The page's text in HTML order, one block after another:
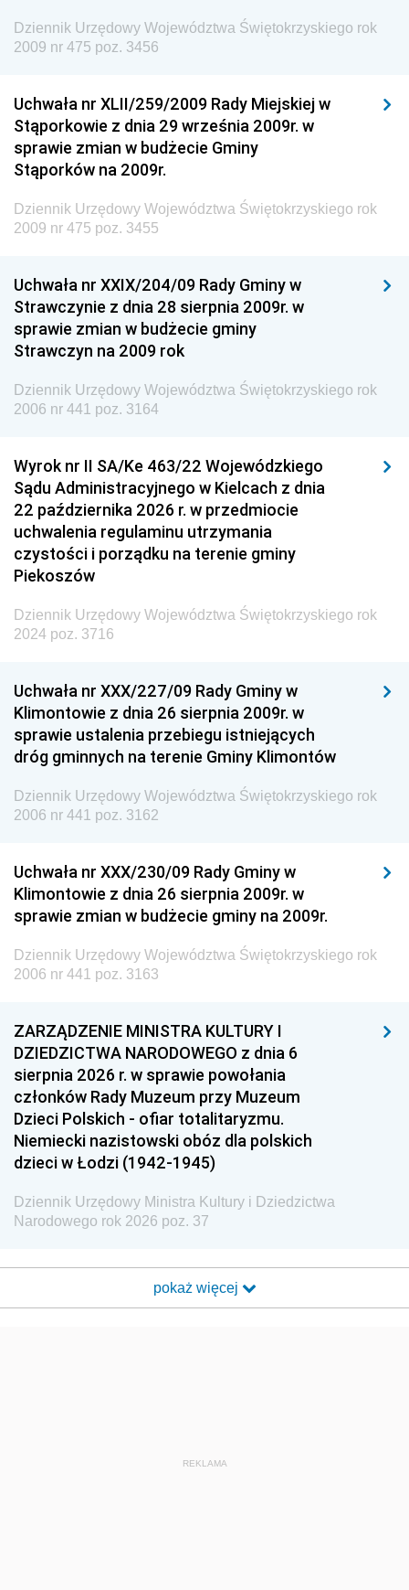
Wewnętrznego
Dziennik Urzędowy Urzędu Patentowego
Dziennik Urzędowy Generalnej Dyrekcji Dróg
Krajowych i Autostrad
Dziennik Urzędowy Ministra Środowiska
Dziennik Urzędowy Ministra Edukacji
Dziennik Urzędowy Ministra Przemysłu
Dziennik Urzędowy Ministra Finansów i Gospodarki
Dziennik Urzędowy Ministra do Spraw Unii
Dziennik Urzędowy Agencji Wywiadu
Dziennik Urzędowy Województwa Świętokrzyskiego rok
2009 nr 475 poz. 3456
Uchwała nr XLII/259/2009 Rady Miejskiej w
Stąporkowie z dnia 29 września 2009r. w
sprawie zmian w budżecie Gminy
Stąporków na 2009r.
Dziennik Urzędowy Województwa Świętokrzyskiego rok
2009 nr 475 poz. 3455
Uchwała nr XXIX/204/09 Rady Gminy w
Strawczynie z dnia 28 sierpnia 2009r. w
sprawie zmian w budżecie gminy
Strawczyn na 2009 rok
Dziennik Urzędowy Województwa Świętokrzyskiego rok
2006 nr 441 poz. 3164
Wyrok nr II SA/Ke 463/22 Wojewódzkiego
Sądu Administracyjnego w Kielcach z dnia
22 października 2026 r. w przedmiocie
uchwalenia regulaminu utrzymania
czystości i porządku na terenie gminy
Piekoszów
Dziennik Urzędowy Województwa Świętokrzyskiego rok
2024 poz. 3716
Uchwała nr XXX/227/09 Rady Gminy w
Klimontowie z dnia 26 sierpnia 2009r. w
sprawie ustalenia przebiegu istniejących
dróg gminnych na terenie Gminy Klimontów
Dziennik Urzędowy Województwa Świętokrzyskiego rok
2006 nr 441 poz. 3162
Uchwała nr XXX/230/09 Rady Gminy w
Klimontowie z dnia 26 sierpnia 2009r. w
sprawie zmian w budżecie gminy na 2009r.
Dziennik Urzędowy Województwa Świętokrzyskiego rok
2006 nr 441 poz. 3163
ZARZĄDZENIE MINISTRA KULTURY I
DZIEDZICTWA NARODOWEGO z dnia 6
sierpnia 2026 r. w sprawie powołania
członków Rady Muzeum przy Muzeum
Dzieci Polskich - ofiar totalitaryzmu.
Niemiecki nazistowski obóz dla polskich
dzieci w Łodzi (1942-1945)
Dziennik Urzędowy Ministra Kultury i Dziedzictwa
Narodowego rok 2026 poz. 37
pokaż więcej
REKLAMA